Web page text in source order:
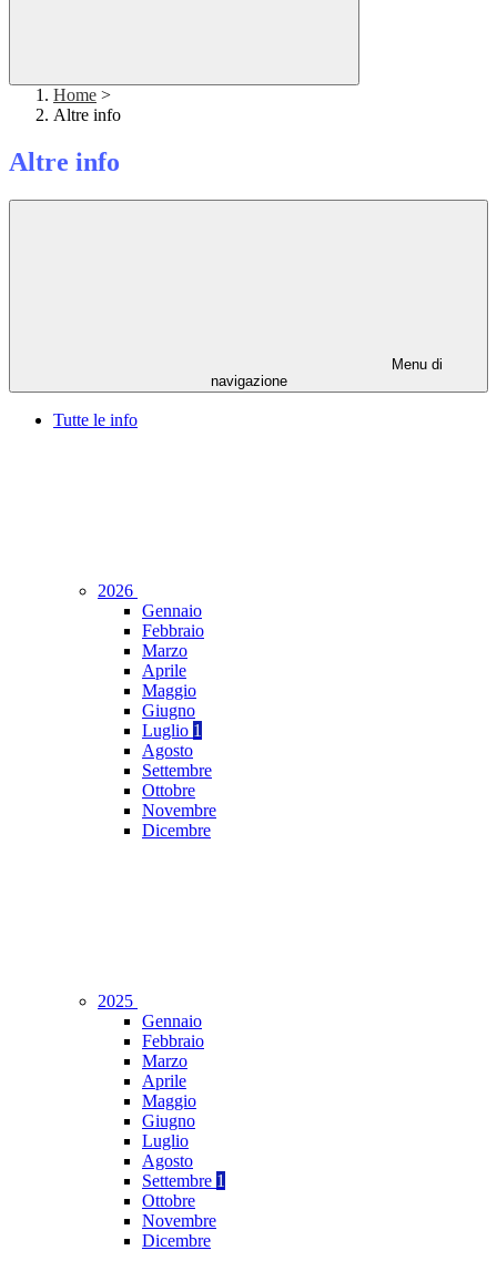
Home >
Altre info
Altre info
Menu di
navigazione
Tutte le info
2026
Gennaio
Febbraio
Marzo
Aprile
Maggio
Giugno
Luglio 1
Agosto
Settembre
Ottobre
Novembre
Dicembre
2025
Gennaio
Febbraio
Marzo
Aprile
Maggio
Giugno
Luglio
Agosto
Settembre 1
Ottobre
Novembre
Dicembre